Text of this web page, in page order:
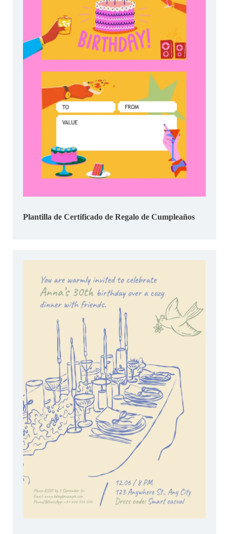
Plantilla de Certificado de Regalo de Cumpleaños